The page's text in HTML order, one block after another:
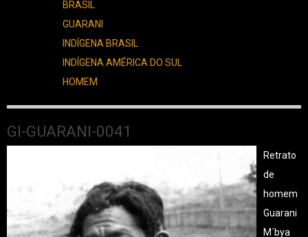
BRASIL
GUARANI
INDÍGENA BRASIL
INDÍGENA AMÉRICA DO SUL
HOMEM
GI-GUARANI-0041
Retrato
de
homem
Guarani
M´bya